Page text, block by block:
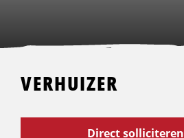
VERHUIZER
Direct solliciteren